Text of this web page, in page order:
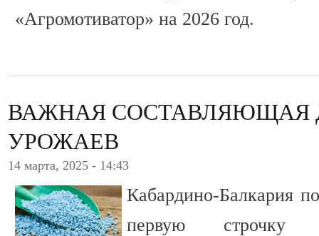
«Агромотиватор» на 2026 год.
ВАЖНАЯ СОСТАВЛЯЮЩАЯ
УРОЖАЕВ
14 марта, 2025 - 14:43
Кабардино-Балкария
первую строчку